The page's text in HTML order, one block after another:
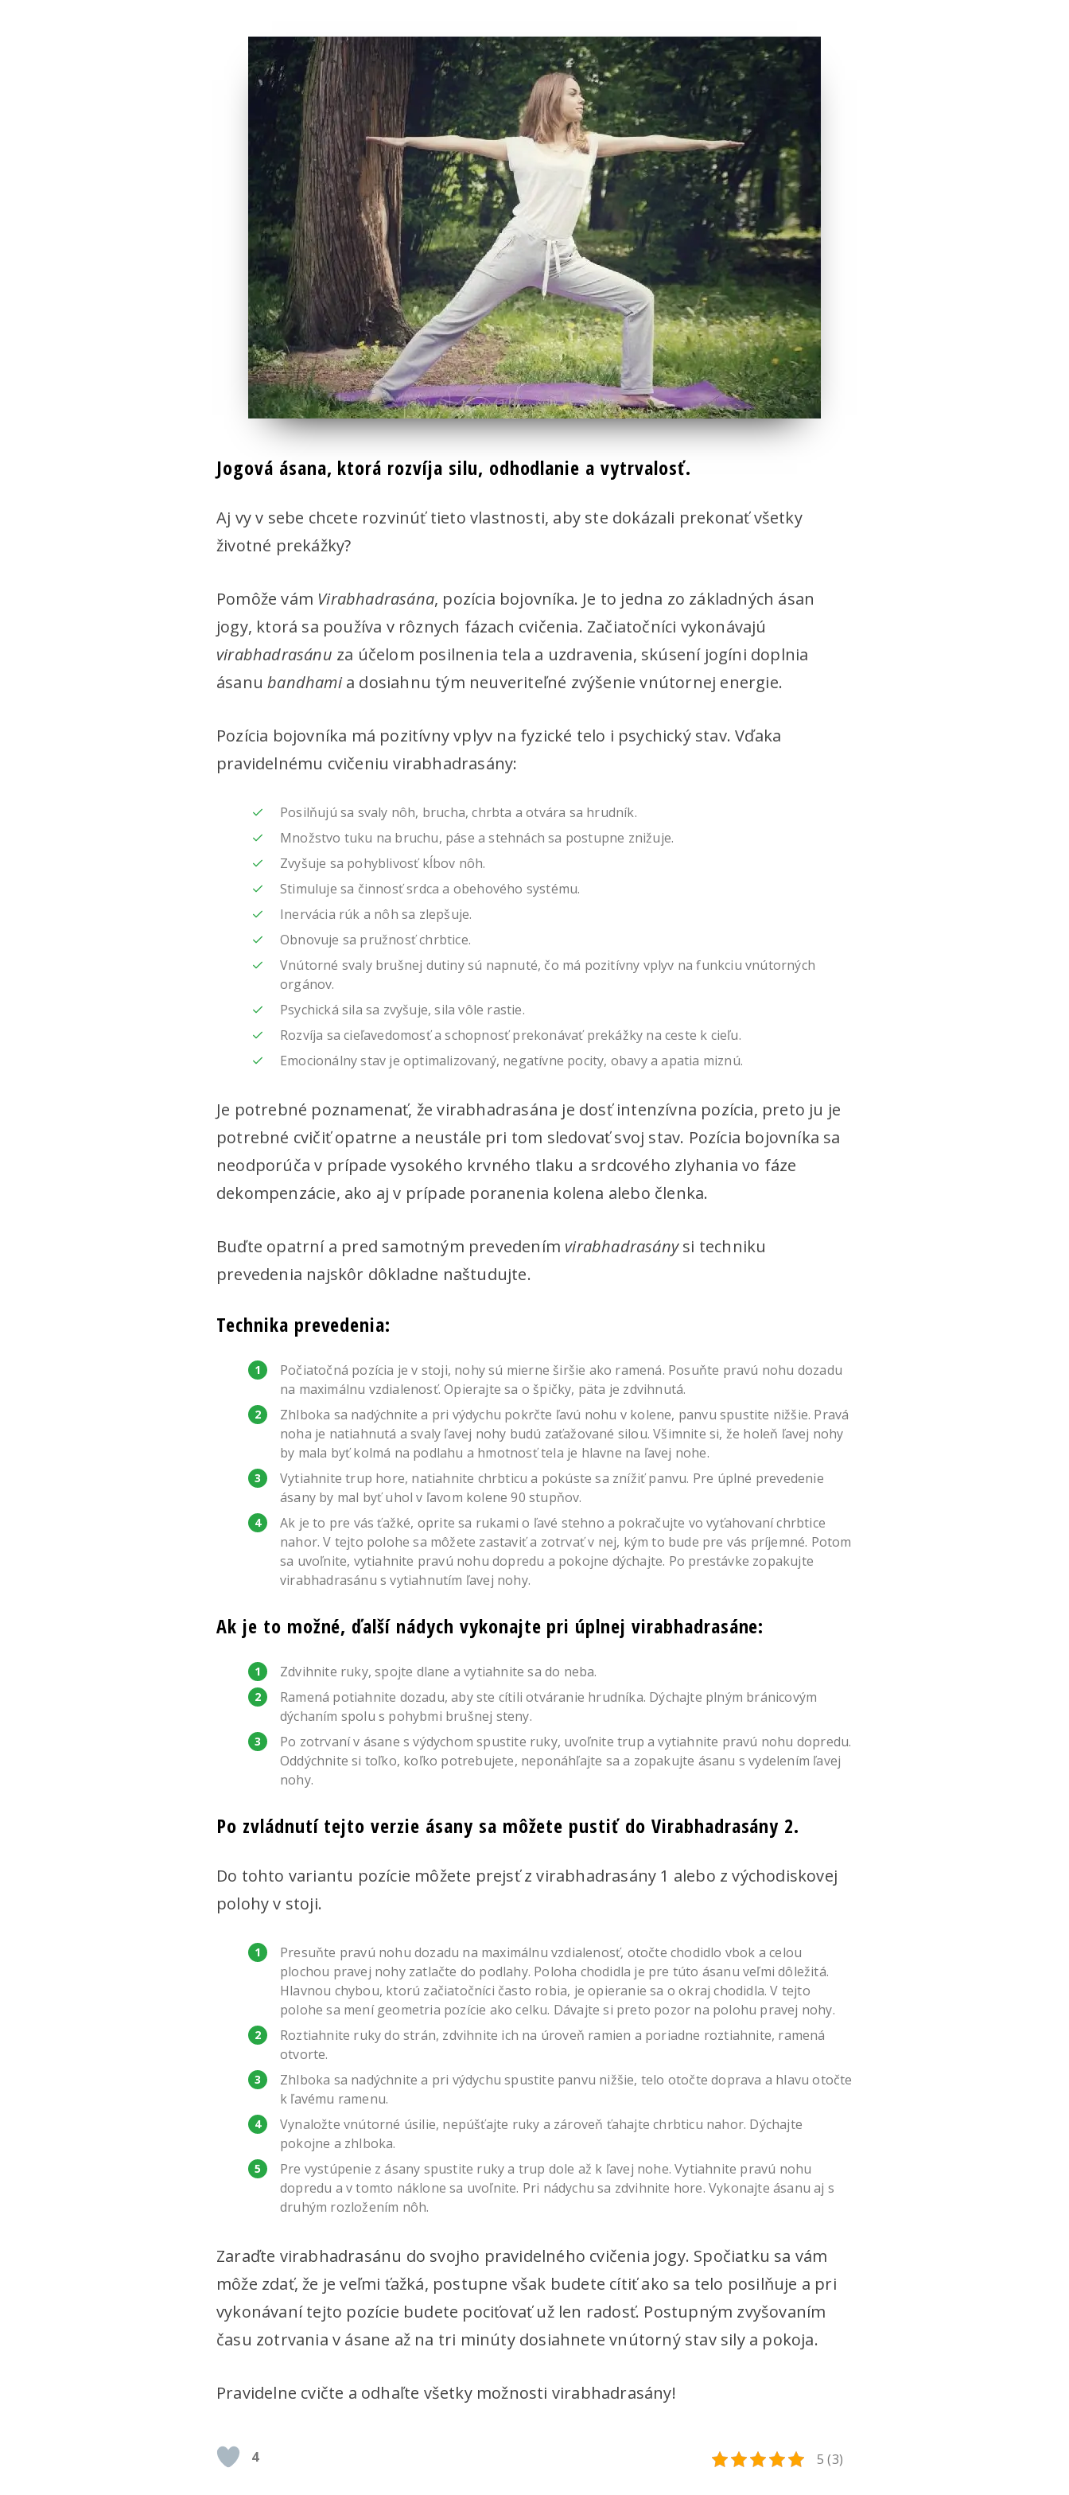
Jogová ásana, ktorá rozvíja silu, odhodlanie a vytrvalosť.
Aj vy v sebe chcete rozvinúť tieto vlastnosti, aby ste dokázali prekonať všetky
životné prekážky?
Pomôže vám Virabhadrasána, pozícia bojovníka. Je to jedna zo základných ásan
jogy, ktorá sa používa v rôznych fázach cvičenia. Začiatočníci vykonávajú
virabhadrasánu za účelom posilnenia tela a uzdravenia, skúsení jogíni doplnia
ásanu bandhamia dosiahnu tým neuveriteľné zvýšenie vnútornej energie.
Pozícia bojovníka má pozitívny vplyv na fyzické telo i psychický stav. Vďaka
pravidelnému cvičeniu virabhadrasány:
Posilňujú sa svaly nôh, brucha, chrbta a otvára sa hrudník.
Množstvo tuku na bruchu, páse a stehnách sa postupne znižuje.
Zvyšuje sa pohyblivosť kĺbov nôh.
Stimuluje sa činnosť srdca a obehového systému.
Inervácia rúk a nôh sa zlepšuje.
Obnovuje sa pružnosť chrbtice.
Vnútorné svaly brušnej dutiny sú napnuté, čo má pozitívny vplyv na funkciu vnútorných
orgánov.
Psychická sila sa zvyšuje, sila vôle rastie.
Rozvíja sa cieľavedomosť a schopnosť prekonávať prekážky na ceste k cieľu.
Emocionálny stav je optimalizovaný, negatívne pocity, obavy a apatia miznú.
Je potrebné poznamenať, že virabhadrasána je dosť intenzívna pozícia, preto ju je
potrebné cvičiť opatrne a neustále pri tom sledovať svoj stav. Pozícia bojovníka sa
neodporúča v prípade vysokého krvného tlaku a srdcového zlyhania vo fáze
dekompenzácie, ako aj v prípade poranenia kolena alebo členka.
Buďte opatrní a pred samotným prevedením virabhadrasánysi techniku
prevedenia najskôr dôkladne naštudujte.
Technika prevedenia:
Počiatočná pozícia je v stoji, nohy sú mierne širšie ako ramená. Posuňte pravú nohu dozadu
na maximálnu vzdialenosť. Opierajte sa o špičky, päta je zdvihnutá.
Zhlboka sa nadýchnite a pri výdychu pokrčte ľavú nohu v kolene, panvu spustite nižšie. Pravá
noha je natiahnutá a svaly ľavej nohy budú zaťažované silou. Všimnite si, že holeň ľavej nohy
by mala byť kolmá na podlahu a hmotnosť tela je hlavne na ľavej nohe.
Vytiahnite trup hore, natiahnite chrbticu a pokúste sa znížiť panvu. Pre úplné prevedenie
ásany by mal byť uhol v ľavom kolene 90 stupňov.
Ak je to pre vás ťažké, oprite sa rukami o ľavé stehno a pokračujte vo vyťahovaní chrbtice
nahor. V tejto polohe sa môžete zastaviť a zotrvať v nej, kým to bude pre vás príjemné. Potom
sa uvoľnite, vytiahnite pravú nohu dopredu a pokojne dýchajte. Po prestávke zopakujte
virabhadrasánu s vytiahnutím ľavej nohy.
Ak je to možné, ďalší nádych vykonajte pri úplnej virabhadrasáne:
Zdvihnite ruky, spojte dlane a vytiahnite sa do neba.
Ramená potiahnite dozadu, aby ste cítili otváranie hrudníka. Dýchajte plným bránicovým
dýchaním spolu s pohybmi brušnej steny.
Po zotrvaní v ásane s výdychom spustite ruky, uvoľnite trup a vytiahnite pravú nohu dopredu.
Oddýchnite si toľko, koľko potrebujete, neponáhľajte sa a zopakujte ásanu s vydelením ľavej
nohy.
Po zvládnutí tejto verzie ásany sa môžete pustiť do Virabhadrasány 2.
Do tohto variantu pozície môžete prejsť z virabhadrasány 1 alebo z východiskovej
polohy v stoji.
Presuňte pravú nohu dozadu na maximálnu vzdialenosť, otočte chodidlo vbok a celou
plochou pravej nohy zatlačte do podlahy. Poloha chodidla je pre túto ásanu veľmi dôležitá.
Hlavnou chybou, ktorú začiatočníci často robia, je opieranie sa o okraj chodidla. V tejto
polohe sa mení geometria pozície ako celku. Dávajte si preto pozor na polohu pravej nohy.
Roztiahnite ruky do strán, zdvihnite ich na úroveň ramien a poriadne roztiahnite, ramená
otvorte.
Zhlboka sa nadýchnite a pri výdychu spustite panvu nižšie, telo otočte doprava a hlavu otočte
k ľavému ramenu.
Vynaložte vnútorné úsilie, nepúšťajte ruky a zároveň ťahajte chrbticu nahor. Dýchajte
pokojne a zhlboka.
Pre vystúpenie z ásany spustite ruky a trup dole až k ľavej nohe. Vytiahnite pravú nohu
dopredu a v tomto náklone sa uvoľnite. Pri nádychu sa zdvihnite hore. Vykonajte ásanu aj s
druhým rozložením nôh.
Zaraďte virabhadrasánu do svojho pravidelného cvičenia jogy. Spočiatku sa vám
môže zdať, že je veľmi ťažká, postupne však budete cítiť ako sa telo posilňuje a pri
vykonávaní tejto pozície budete pociťovať už len radosť. Postupným zvyšovaním
času zotrvania v ásane až na tri minúty dosiahnete vnútorný stav sily a pokoja.
Pravidelne cvičte a odhaľte všetky možnosti virabhadrasány!
5 (3)
4